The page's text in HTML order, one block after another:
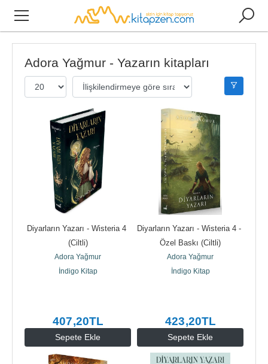
Adora Yağmur - Yazarın kitapları
Sepete Ekle
Diyarların Yazarı - Wisteria 4
(Ciltli)
Adora Yağmur
İndigo Kitap
407,20TL
Sepete Ekle
Diyarların Yazarı - Wisteria 4 -
Özel Baskı (Ciltli)
Adora Yağmur
İndigo Kitap
423,20TL